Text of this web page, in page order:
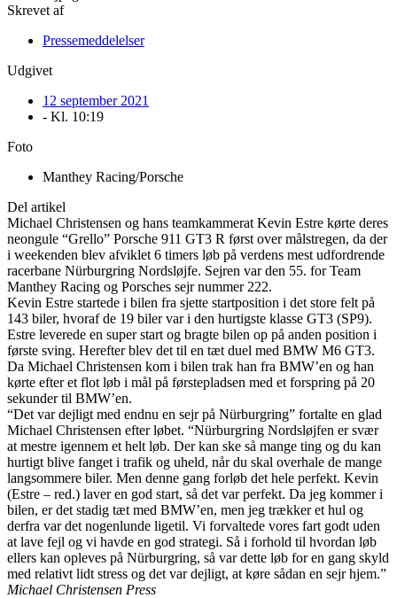
Skrevet af
Pressemeddelelser
Udgivet
12 september 2021
- Kl. 10:19
Foto
Manthey Racing/Porsche
Del artikel
Michael Christensen og hans teamkammerat Kevin Estre kørte deres
neongule “Grello” Porsche 911 GT3 R først over målstregen, da der
i weekenden blev afviklet 6 timers løb på verdens mest udfordrende
racerbane Nürburgring Nordsløjfe. Sejren var den 55. for Team
Manthey Racing og Porsches sejr nummer 222.
Kevin Estre startede i bilen fra sjette startposition i det store felt på
143 biler, hvoraf de 19 biler var i den hurtigste klasse GT3 (SP9).
Estre leverede en super start og bragte bilen op på anden position i
første sving. Herefter blev det til en tæt duel med BMW M6 GT3.
Da Michael Christensen kom i bilen trak han fra BMW’en og han
kørte efter et flot løb i mål på førstepladsen med et forspring på 20
sekunder til BMW’en.
“Det var dejligt med endnu en sejr på Nürburgring” fortalte en glad
Michael Christensen efter løbet. “Nürburgring Nordsløjfen er svær
at mestre igennem et helt løb. Der kan ske så mange ting og du kan
hurtigt blive fanget i trafik og uheld, når du skal overhale de mange
langsommere biler. Men denne gang forløb det hele perfekt. Kevin
(Estre – red.) laver en god start, så det var perfekt. Da jeg kommer i
bilen, er det stadig tæt med BMW’en, men jeg trækker et hul og
derfra var det nogenlunde ligetil. Vi forvaltede vores fart godt uden
at lave fejl og vi havde en god strategi. Så i forhold til hvordan løb
ellers kan opleves på Nürburgring, så var dette løb for en gang skyld
med relativt lidt stress og det var dejligt, at køre sådan en sejr hjem.”
Michael Christensen Press